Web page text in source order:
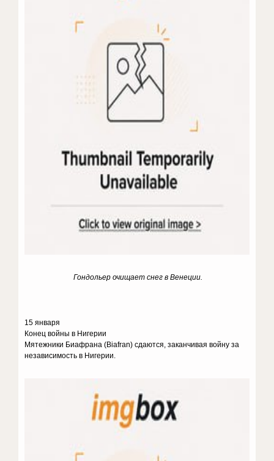
Гондольер очищает снег в Венеции.
15 января
Конец войны в Нигерии
Мятежники Биафрана (Biafran) сдаются, заканчивая войну за
независимость в Нигерии.